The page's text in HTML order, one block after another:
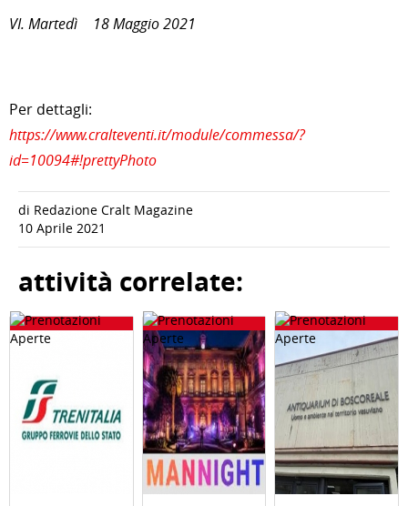
VI. Martedì
18 Maggio 2021
Per dettagli:
https://www.cralteventi.it/module/commessa/?
id=10094#!prettyPhoto
di Redazione Cralt Magazine
10 Aprile 2021
attività correlate: